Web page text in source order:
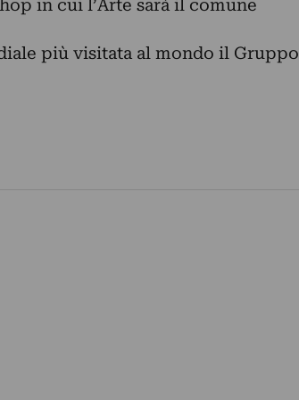
in cui l’Arte sarà il comune
più visitata al mondo il Gruppo